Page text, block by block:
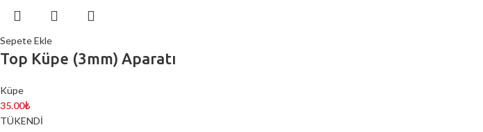
Sepete Ekle
Top Küpe (3mm) Aparatı
Küpe
35.00₺
TÜKENDİ